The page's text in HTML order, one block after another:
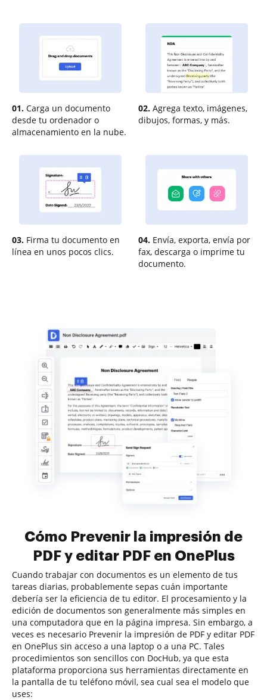
01. Carga un documento
desde tu ordenador o
almacenamiento en la nube.
02. Agrega texto, imágenes,
dibujos, formas, y más.
03. Firma tu documento en
línea en unos pocos clics.
04. Envía, exporta, envía por
fax, descarga o imprime tu
documento.
Cómo Prevenir la impresión de
PDF y editar PDF en OnePlus
Cuando trabajar con documentos es un elemento de tus
tareas diarias, probablemente sepas cuán importante
debería ser la eficiencia de tu editor. El procesamiento y la
edición de documentos son generalmente más simples en
una computadora que en la página impresa. Sin embargo, a
veces es necesario Prevenir la impresión de PDF y editar PDF
en OnePlus sin acceso a una laptop o a una PC. Tales
procedimientos son sencillos con DocHub, ya que esta
plataforma proporciona sus herramientas directamente en
la pantalla de tu teléfono móvil, sea cual sea el modelo que
uses: